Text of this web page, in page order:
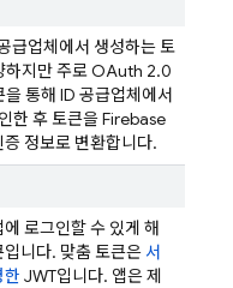
급업체에서 생성하는 토
하지만 주로 OAuth 2.0
통해 ID 공급업체에서
한 후 토큰을Firebase
정보로 변환합니다.
로그인할 수 있게 해
니다. 맞춤 토큰은서
한 JWT입니다. 앱은 제